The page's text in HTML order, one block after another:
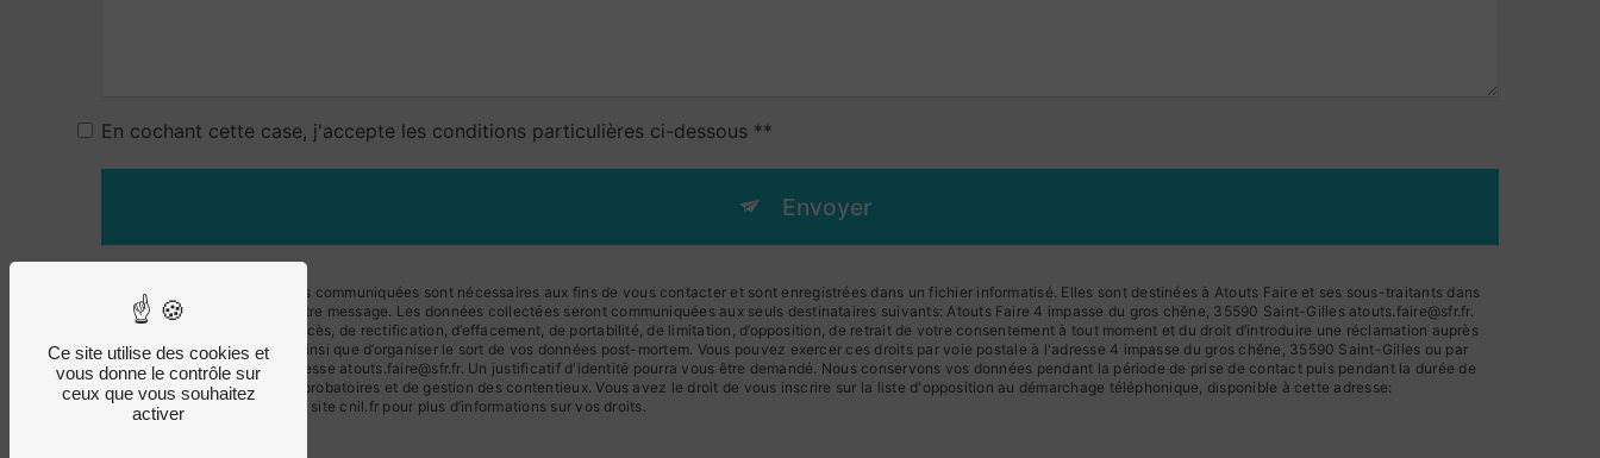
En cochant cette case, j'accepte les conditions particulières ci-dessous **
Envoyer
** Les données personnelles communiquées sont nécessaires aux fins de vous contacter et sont enregistrées dans un fichier informatisé. Elles sont destinées à Atouts Faire et ses sous-traitants dans
le seul but de répondre à votre message. Les données collectées seront communiquées aux seuls destinataires suivants: Atouts Faire 4 impasse du gros chêne, 35590 Saint-Gilles atouts.faire@sfr.fr.
Vous disposez de droits d’accès, de rectification, d’effacement, de portabilité, de limitation, d’opposition, de retrait de votre consentement à tout moment et du droit d’introduire une réclamation auprès
d’une autorité de contrôle, ainsi que d’organiser le sort de vos données post-mortem. Vous pouvez exercer ces droits par voie postale à l'adresse 4 impasse du gros chêne, 35590 Saint-Gilles ou par
courrier électronique à l'adresse atouts.faire@sfr.fr. Un justificatif d'identité pourra vous être demandé. Nous conservons vos données pendant la période de prise de contact puis pendant la durée de
prescription légale aux fins probatoires et de gestion des contentieux. Vous avez le droit de vous inscrire sur la liste d'opposition au démarchage téléphonique, disponible à cette adresse:
Bloctel.gouv.fr
. Consultez le site cnil.fr pour plus d’informations sur vos droits.
Ce site utilise des cookies et
vous donne le contrôle sur
ceux que vous souhaitez
activer